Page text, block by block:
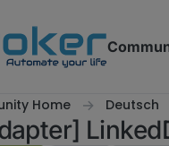
Home Deutsch